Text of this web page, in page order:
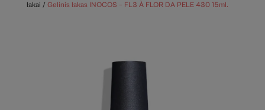
lakai / Gelinis lakas INOCOS – FL3 À FLOR DA PELE 430 15ml.